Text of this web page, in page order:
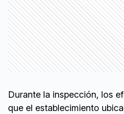
Durante la inspección, los
que el establecimiento